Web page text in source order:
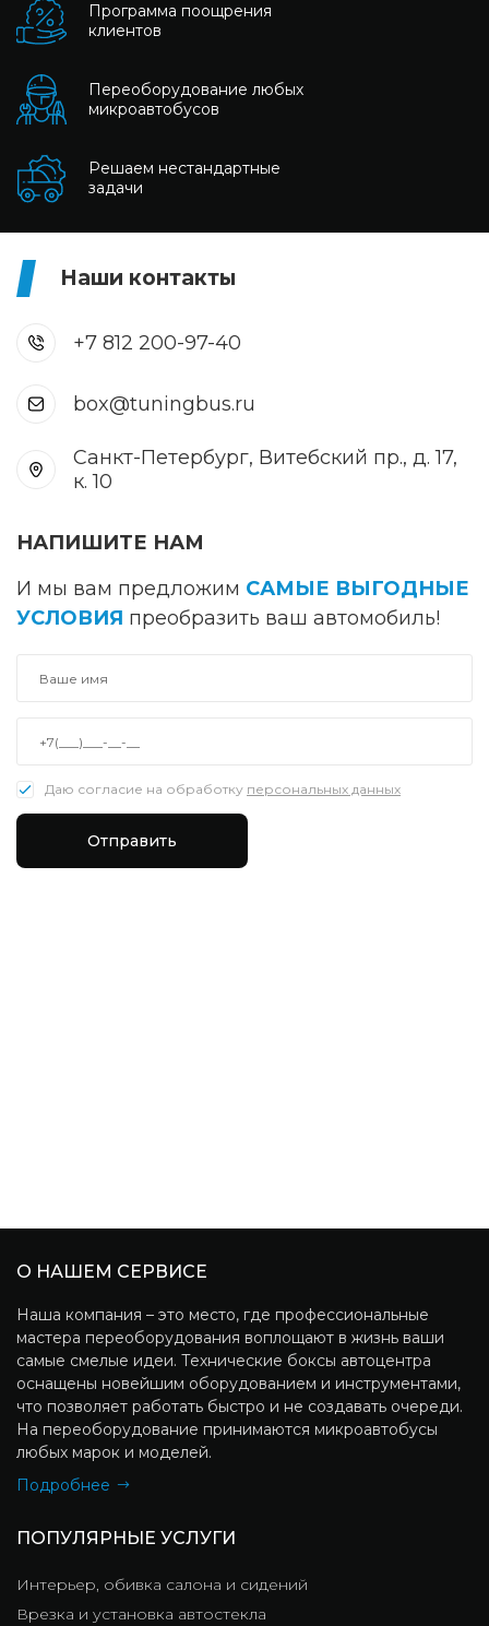
Программа поощрения
клиентов
Переоборудование любых
микроавтобусов
Решаем нестандартные
задачи
Наши контакты
+7 812 200-97-40
box@tuningbus.ru
Санкт-Петербург, Витебский пр., д. 17,
к. 10
НАПИШИТЕ НАМ
И мы вам предложим САМЫЕ ВЫГОДНЫЕ
УСЛОВИЯ преобразить ваш автомобиль!
Даю согласие на обработку персональных данных
Отправить
О НАШЕМ СЕРВИСЕ
Наша компания – это место, где профессиональные
мастера переоборудования воплощают в жизнь ваши
самые смелые идеи. Технические боксы автоцентра
оснащены новейшим оборудованием и инструментами,
что позволяет работать быстро и не создавать очереди.
На переоборудование принимаются микроавтобусы
любых марок и моделей.
Подробнее
ПОПУЛЯРНЫЕ УСЛУГИ
Интерьер, обивка салона и сидений
Врезка и установка автостекла